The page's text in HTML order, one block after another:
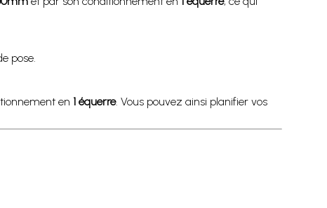
pose.
en 1 équerre. Vous pouvez ainsi planifier vos